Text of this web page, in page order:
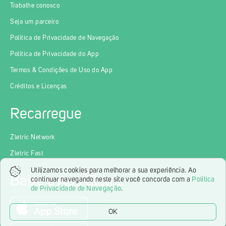
Trabalhe conosco
Seja um parceiro
Política de Privacidade de Navegação
Política de Privacidade do App
Termos & Condições de Uso do App
Créditos e Licenças
Recarregue
Zletric Network
Zletric Fast
Baixe o App Zletric
Utilizamos cookies para melhorar a sua experiência. Ao
continuar navegando neste site você concorda com a Política
de Privacidade de Navegação.
OK